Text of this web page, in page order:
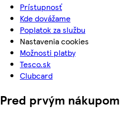
Prístupnosť
Kde dovážame
Poplatok za službu
Nastavenia cookies
Možnosti platby
Tesco.sk
Clubcard
Pred prvým nákupom